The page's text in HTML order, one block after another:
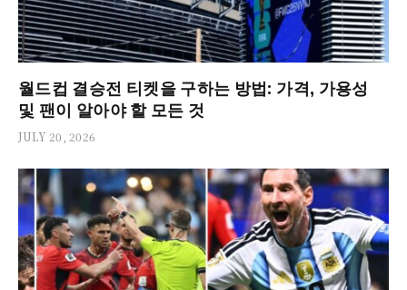
월드컵 결승전 티켓을 구하는 방법: 가격, 가용성
및 팬이 알아야 할 모든 것
JULY 20, 2026